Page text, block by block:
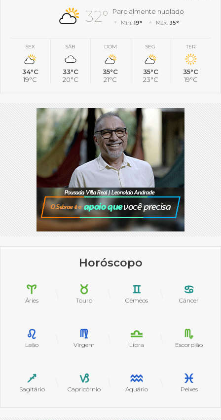
32° Parcialmente nublado
Mín.19° Máx. 35°
SEX
34°C
19°C
SÁB
33°C
20°C
DOM
35°C
21°C
SEG
35°C
23°C
TER
35°C
19°C
Horóscopo
Áries Touro Gêmeos Câncer
Leão Virgem Libra Escorpião
Sagitário Capricórnio Aquário Peixes